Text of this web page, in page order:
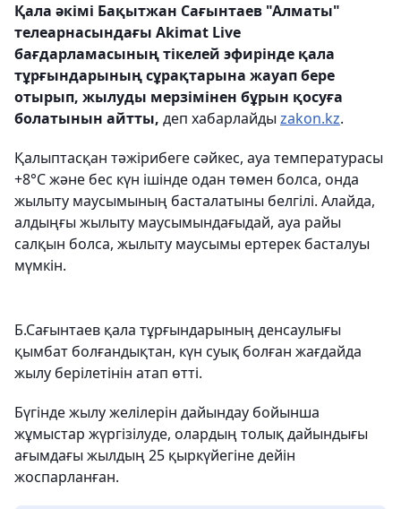
Қала әкімі Бақытжан Сағынтаев "Алматы"
телеарнасындағы Akimat Live
бағдарламасының тікелей эфирінде қала
тұрғындарының сұрақтарына жауап бере
отырып, жылуды мерзімінен бұрын қосуға
болатынын айтты, деп хабарлайды zakon.kz.
Қалыптасқан тәжірибеге сәйкес, ауа температурасы
+8°C және бес күн ішінде одан төмен болса, онда
жылыту маусымының басталатыны белгілі. Алайда,
алдыңғы жылыту маусымындағыдай, ауа райы
салқын болса, жылыту маусымы ертерек басталуы
мүмкін.
Б.Сағынтаев қала тұрғындарының денсаулығы
қымбат болғандықтан, күн суық болған жағдайда
жылу берілетінін атап өтті.
Бүгінде жылу желілерін дайындау бойынша
жұмыстар жүргізілуде, олардың толық дайындығы
ағымдағы жылдың 25 қыркүйегіне дейін
жоспарланған.